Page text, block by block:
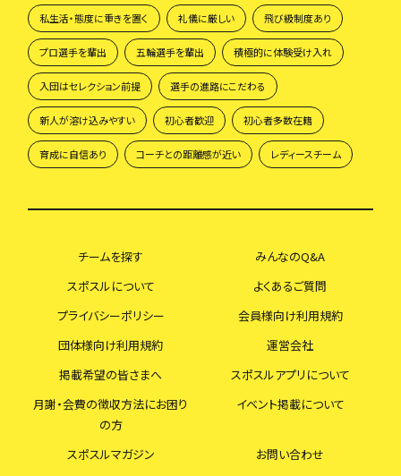
私生活・態度に重きを置く 礼儀に厳しい 飛び級制度あり
プロ選手を輩出 五輪選手を輩出 積極的に体験受け入れ
入団はセレクション前提 選手の進路にこだわる
新人が溶け込みやすい 初心者歓迎 初心者多数在籍
育成に自信あり コーチとの距離感が近い レディースチーム
チームを探す
みんなのQ&A
スポスルについて
よくあるご質問
プライバシーポリシー
会員様向け利用規約
団体様向け利用規約
運営会社
掲載希望の皆さまへ
スポスルアプリについて
月謝・会費の徴収方法にお困り
の方
イベント掲載について
スポスルマガジン
お問い合わせ